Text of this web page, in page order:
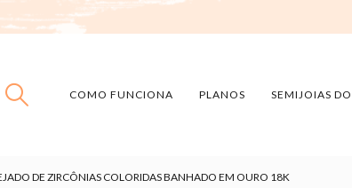
COMO FUNCIONA PLANOS SEMIJOIAS
DE ZIRCÔNIAS COLORIDAS BANHADO EM OURO 18K